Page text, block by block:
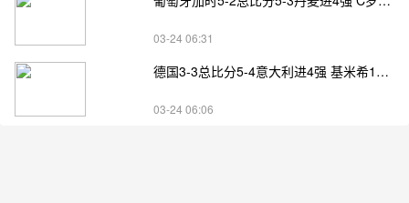
03-24 06:31
德国3-3总比分5-4意大利进4强 基米希1射2传小基恩双响
03-24 06:06